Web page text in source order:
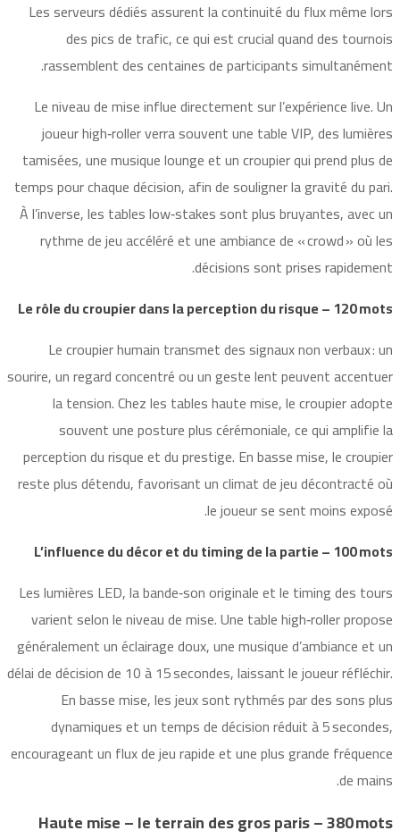
Les serveurs dédiés assurent la continuité du flux même lors
des pics de trafic, ce qui est crucial quand des tournois
rassemblent des centaines de participants simultanément.
Le niveau de mise influe directement sur l’expérience live. Un
joueur high‑roller verra souvent une table VIP, des lumières
tamisées, une musique lounge et un croupier qui prend plus de
temps pour chaque décision, afin de souligner la gravité du pari.
À l’inverse, les tables low‑stakes sont plus bruyantes, avec un
rythme de jeu accéléré et une ambiance de « crowd » où les
décisions sont prises rapidement.
Le rôle du croupier dans la perception du risque – 120 mots
Le croupier humain transmet des signaux non verbaux : un
sourire, un regard concentré ou un geste lent peuvent accentuer
la tension. Chez les tables haute mise, le croupier adopte
souvent une posture plus cérémoniale, ce qui amplifie la
perception du risque et du prestige. En basse mise, le croupier
reste plus détendu, favorisant un climat de jeu décontracté où
le joueur se sent moins exposé.
L’influence du décor et du timing de la partie – 100 mots
Les lumières LED, la bande‑son originale et le timing des tours
varient selon le niveau de mise. Une table high‑roller propose
généralement un éclairage doux, une musique d’ambiance et un
délai de décision de 10 à 15 secondes, laissant le joueur réfléchir.
En basse mise, les jeux sont rythmés par des sons plus
dynamiques et un temps de décision réduit à 5 secondes,
encourageant un flux de jeu rapide et une plus grande fréquence
de mains.
Haute mise – le terrain des gros paris – 380 mots